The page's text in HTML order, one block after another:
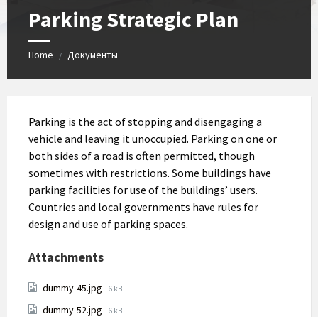
Parking Strategic Plan
Home / Документы
Parking is the act of stopping and disengaging a
vehicle and leaving it unoccupied. Parking on one or
both sides of a road is often permitted, though
sometimes with restrictions. Some buildings have
parking facilities for use of the buildings’ users.
Countries and local governments have rules for
design and use of parking spaces.
Attachments
dummy-45.jpg File
6 kB
dummy-52.jpg File
6 kB